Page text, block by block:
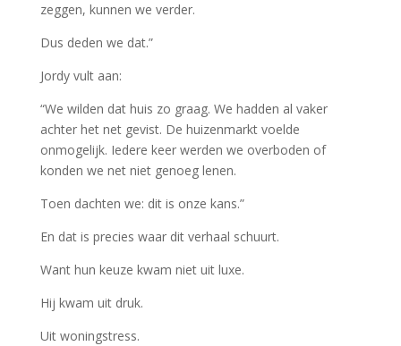
zeggen, kunnen we verder.
Dus deden we dat.”
Jordy vult aan:
“We wilden dat huis zo graag. We hadden al vaker
achter het net gevist. De huizenmarkt voelde
onmogelijk. Iedere keer werden we overboden of
konden we net niet genoeg lenen.
Toen dachten we: dit is onze kans.”
En dat is precies waar dit verhaal schuurt.
Want hun keuze kwam niet uit luxe.
Hij kwam uit druk.
Uit woningstress.